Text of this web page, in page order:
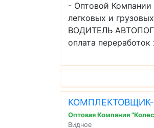
- Оптовой Компании
легковых и
ВОДИТЕЛЬ
оплата
Оптовая Компания
Видное